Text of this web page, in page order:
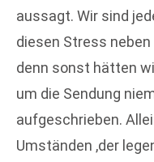
aussagt. Wir sind
diesen Stress
denn sonst hätten
um die Sendung
aufgeschrieben.
Umständen ,der